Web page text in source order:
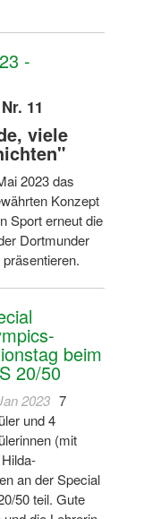
-
11
viele
2023 das
Konzept
Sport erneut die
Dortmunder
beim
20/50
2023 7
und 4
(mit
an der Special
50 teil. Gute